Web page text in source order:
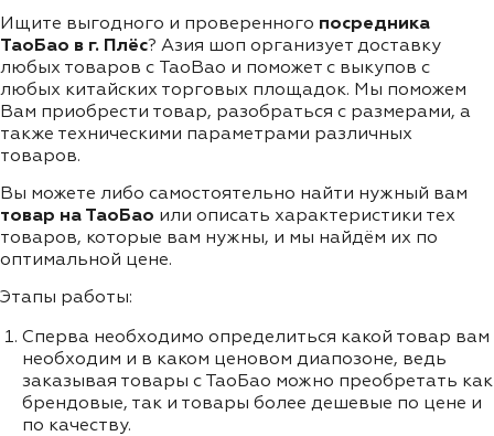
Ищите выгодного и проверенного посредника
ТаоБао в г. Плёс? Азия шоп организует доставку
любых товаров с TaoBao и поможет с выкупов с
любых китайских торговых площадок. Мы поможем
Вам приобрести товар, разобраться с размерами, а
также техническими параметрами различных
товаров.
Вы можете либо самостоятельно найти нужный вам
товар на ТаоБао или описать характеристики тех
товаров, которые вам нужны, и мы найдём их по
оптимальной цене.
Этапы работы:
Сперва необходимо определиться какой товар вам
необходим и в каком ценовом диапозоне, ведь
заказывая товары с ТаоБао можно преобретать как
брендовые, так и товары более дешевые по цене и
по качеству.